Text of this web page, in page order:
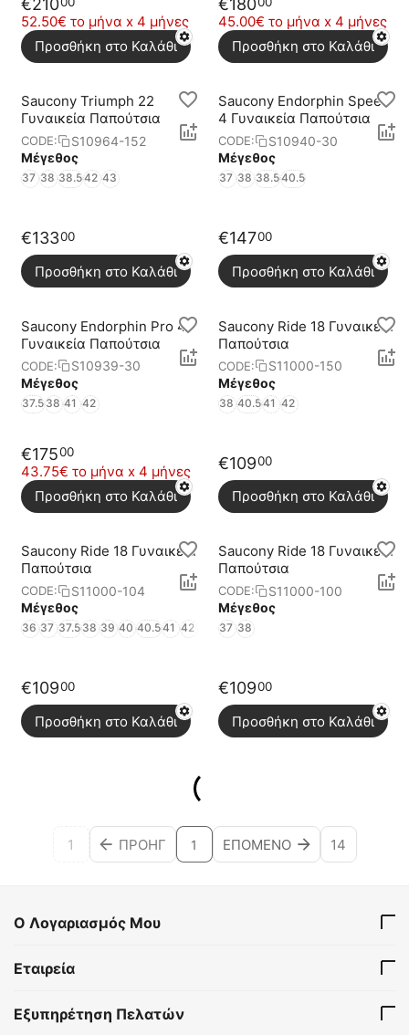
52.50€ το μήνα x 4 μήνες
Προσθήκη στο Καλάθι
45.00€ το μήνα x 4 μήνες
Προσθήκη στο Καλάθι
Saucony Triumph 22
Γυναικεία Παπούτσια
CODE:
S10964-152
Μέγεθος
37 38 38.542 43
€13300
Προσθήκη στο Καλάθι
Saucony Endorphin Speed
4 Γυναικεία Παπούτσια
CODE:
S10940-30
Μέγεθος
37 38 38.540.5
€14700
Προσθήκη στο Καλάθι
Saucony Endorphin Pro 4
Γυναικεία Παπούτσια
CODE:
S10939-30
Μέγεθος
37.538 41 42
€17500
43.75€ το μήνα x 4 μήνες
Προσθήκη στο Καλάθι
Saucony Ride 18 Γυναικεία
Παπούτσια
CODE:
S11000-150
Μέγεθος
38 40.541 42
€10900
Προσθήκη στο Καλάθι
Saucony Ride 18 Γυναικεία
Παπούτσια
CODE:
S11000-104
Μέγεθος
36 37 37.538 39 40 40.541 42
€10900
Προσθήκη στο Καλάθι
Saucony Ride 18 Γυναικεία
Παπούτσια
CODE:
S11000-100
Μέγεθος
37 38
€10900
Προσθήκη στο Καλάθι
1 ΠΡΟΗΓ 1 ΕΠΌΜΕΝΟ 14
Ο Λογαριασμός Μου
Εταιρεία
Εξυπηρέτηση Πελατών